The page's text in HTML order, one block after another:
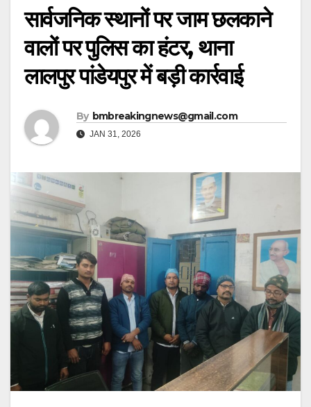
सार्वजनिक स्थानों पर जाम छलकाने
वालों पर पुलिस का हंटर, थाना
लालपुर पांडेयपुर में बड़ी कार्रवाई
By bmbreakingnews@gmail.com
JAN 31, 2026